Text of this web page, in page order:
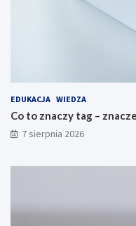
EDUKACJA WIEDZA
Co to znaczy tag –
7 sierpnia 2026